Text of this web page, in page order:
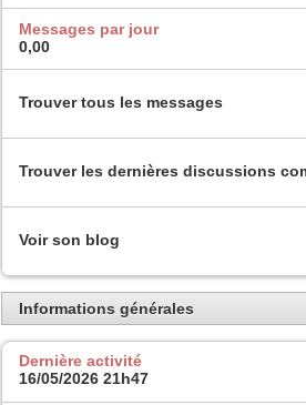
Messages par jour
0,00
Trouver tous les messages
Trouver les dernières discussions
Voir son blog
Informations générales
Dernière activité
16/05/2026 21h47